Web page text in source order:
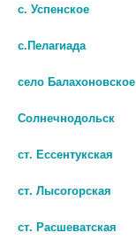
ПУСТЫШКИ СЛОНИК, С
282
В КОРЗИНУ
с. Успенское
с.Пелагиада
село Балахоновское
Солнечнодольск
ст. Ессентукская
ст. Лысогорская
ст. Расшеватская